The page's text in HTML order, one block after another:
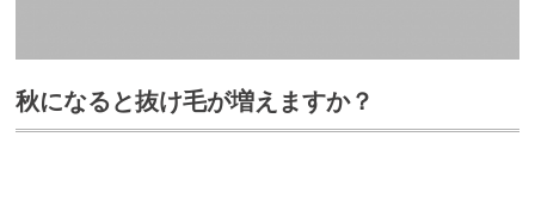
秋になると抜け毛が増えますか？